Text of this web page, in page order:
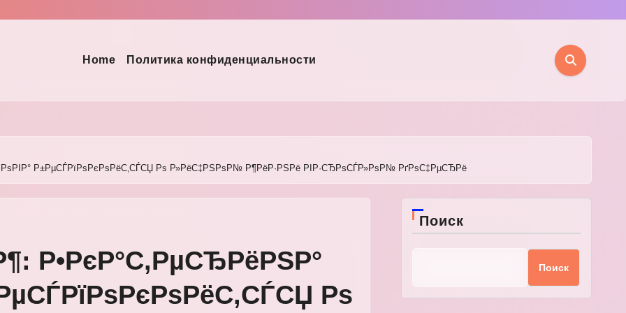
Home Политика конфиденциальности
Р±РµСЃРїРѕРєРѕРёС‚СЃСЏ Рѕ Р»РёС‡РЅРѕР№ Р¶РёР·РЅРё РІР·СЂРѕСЃР»РѕР№ РґРѕС‡РµСЂРё
Р•РєР°С‚РµСЂРёРЅР°
Рѕ
Поиск
Поиск